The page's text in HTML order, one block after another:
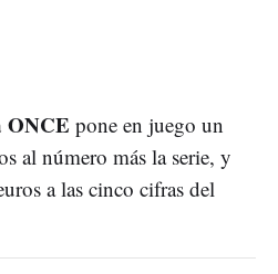
ONCE pone en juego un
al número más la serie, y
a las cinco cifras del